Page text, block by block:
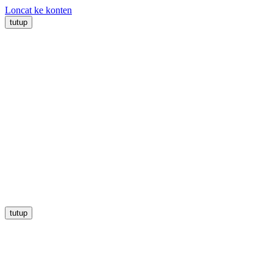
Loncat ke konten
tutup
tutup